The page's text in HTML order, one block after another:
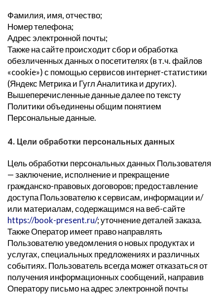
Фамилия, имя, отчество;
Номер телефона;
Адрес электронной почты;
Также на сайте происходит сбор и обработка
обезличенных данных о посетителях (в т.ч. файлов
«cookie») с помощью сервисов интернет-статистики
(Яндекс Метрика и Гугл Аналитика и других).
Вышеперечисленные данные далее по тексту
Политики объединены общим понятием
Персональные данные.
4. Цели обработки персональных данных
Цель обработки персональных данных Пользователя
— заключение, исполнение и прекращение
гражданско-правовых договоров; предоставление
доступа Пользователю к сервисам, информации и/
или материалам, содержащимся на веб-сайте
https://book-present.ru/; уточнение деталей заказа.
Также Оператор имеет право направлять
Пользователю уведомления о новых продуктах и
услугах, специальных предложениях и различных
событиях. Пользователь всегда может отказаться от
получения информационных сообщений, направив
Оператору письмо на адрес электронной почты